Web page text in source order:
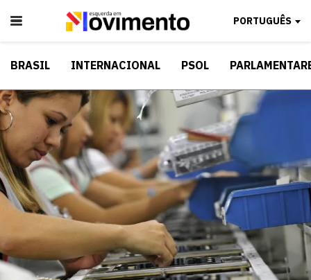
PORTUGUÊS
BRASIL INTERNACIONAL PSOL